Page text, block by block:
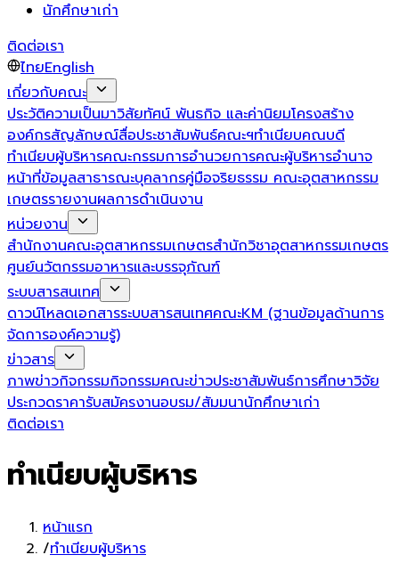
นักศึกษาเก่า
ติดต่อเรา
ไทยEnglish
เกี่ยวกับคณะ
ประวัติความเป็นมาวิสัยทัศน์ พันธกิจ และค่านิยมโครงสร้าง
องค์กรสัญลักษณ์สื่อประชาสัมพันธ์คณะฯทำเนียบคณบดี
ทำเนียบผู้บริหารคณะกรรมการอำนวยการคณะผู้บริหารอำนาจ
หน้าที่ข้อมูลสาธารณะบุคลากรคู่มือจริยธรรม คณะอุตสาหกรรม
เกษตรรายงานผลการดำเนินงาน
หน่วยงาน
สำนักงานคณะอุตสาหกรรมเกษตรสำนักวิชาอุตสาหกรรมเกษตร
ศูนย์นวัตกรรมอาหารและบรรจุภัณฑ์
ระบบสารสนเทศ
ดาวน์โหลดเอกสารระบบสารสนเทศคณะKM (ฐานข้อมูลด้านการ
จัดการองค์ความรู้)
ข่าวสาร
ภาพข่าวกิจกรรมกิจกรรมคณะข่าวประชาสัมพันธ์การศึกษาวิจัย
ประกวดราคารับสมัครงานอบรม/สัมมนานักศึกษาเก่า
ติดต่อเรา
ทำเนียบผู้บริหาร
หน้าแรก
/ทำเนียบผู้บริหาร